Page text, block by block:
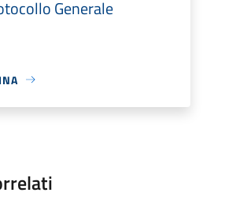
Generale